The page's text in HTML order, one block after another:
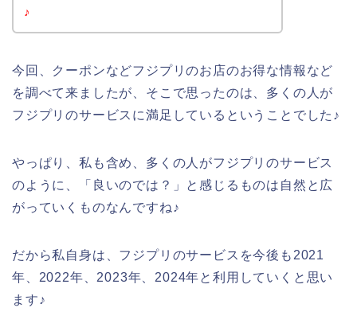
♪
今回、クーポンなどフジプリのお店のお得な情報など
を調べて来ましたが、そこで思ったのは、多くの人が
フジプリのサービスに満足しているということでした♪
やっぱり、私も含め、多くの人がフジプリのサービス
のように、「良いのでは？」と感じるものは自然と広
がっていくものなんですね♪
だから私自身は、フジプリのサービスを今後も2021
年、2022年、2023年、2024年と利用していくと思い
ます♪